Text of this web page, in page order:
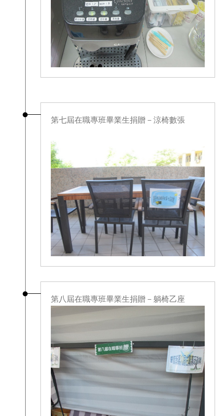
第七屆在職專班畢業生捐贈－涼椅數張
第八屆在職專班畢業生捐贈－躺椅乙座